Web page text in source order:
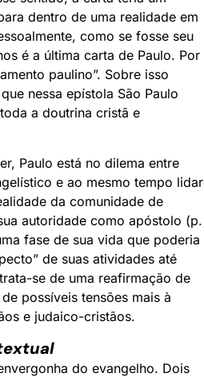
dentro de uma realidade em
como se fosse seu
é a última carta de Paulo. Por
paulino”. Sobre isso
nessa epístola São Paulo
a doutrina cristã e
Paulo está no dilema entre
e ao mesmo tempo lidar
da comunidade de
autoridade como apóstolo (p.
fase de sua vida que poderia
de suas atividades até
se de uma reafirmação de
possíveis tensões mais à
e judaico-cristãos.
do evangelho. Dois